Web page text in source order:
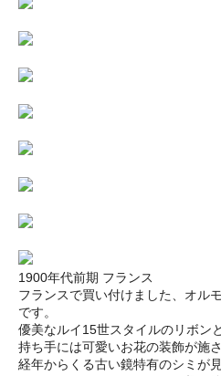
1900年代前期 フランス
フランスで買い付けました、オル
です。
優美なルイ15世スタイルのリボン
持ち手には可愛いお花の装飾が施
経年からくる古い鏡特有のシミが